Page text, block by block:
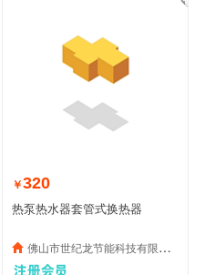
￥320
热泵热水器套管式换热器
佛山市世纪龙节能科技有限公司